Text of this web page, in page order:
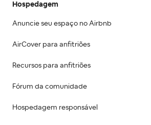
Hospedagem
Anuncie seu espaço no Airbnb
AirCover para anfitriões
Recursos para anfitriões
Fórum da comunidade
Hospedagem responsável